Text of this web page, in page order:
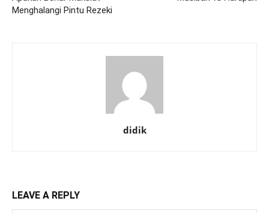
Menghalangi Pintu Rezeki
didik
LEAVE A REPLY